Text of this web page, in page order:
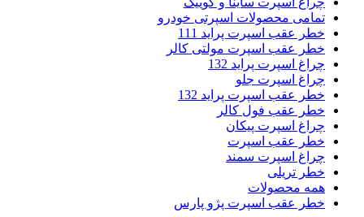
تمامی محصولات اسپرتی خودرو
خطر عقب اسپرت پراید 111
خطر عقب اسپرت مولتی کالر
چراغ اسپرت پراید 132
چراغ اسپرت جلو
خطر عقب اسپرت پراید 132
خطر عقب فول کالر
چراغ اسپرت پیکان
خطر عقب اسپرت
چراغ اسپرت سمند
خطر تریلی
همه محصولات
خطر عقب اسپرت پژو پارس